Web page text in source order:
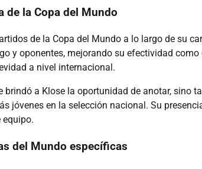
de la Copa del Mundo
de la Copa del Mundo a lo largo de su
y oponentes, mejorando su efectividad
a nivel internacional.
a Klose la oportunidad de anotar, sino
jóvenes en la selección nacional. Su
equipo.
del Mundo específicas